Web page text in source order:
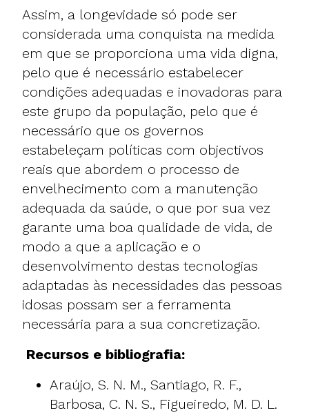
Assim, a longevidade só pode ser
considerada uma conquista na medida
em que se proporciona uma vida digna,
pelo que é necessário estabelecer
condições adequadas e inovadoras para
este grupo da população, pelo que é
necessário que os governos
estabeleçam políticas com objectivos
reais que abordem o processo de
envelhecimento com a manutenção
adequada da saúde, o que por sua vez
garante uma boa qualidade de vida, de
modo a que a aplicação e o
desenvolvimento destas tecnologias
adaptadas às necessidades das pessoas
idosas possam ser a ferramenta
necessária para a sua concretização.
Recursos e bibliografia:
Araújo, S. N. M., Santiago, R. F.,
Barbosa, C. N. S., Figueiredo, M. D. L.